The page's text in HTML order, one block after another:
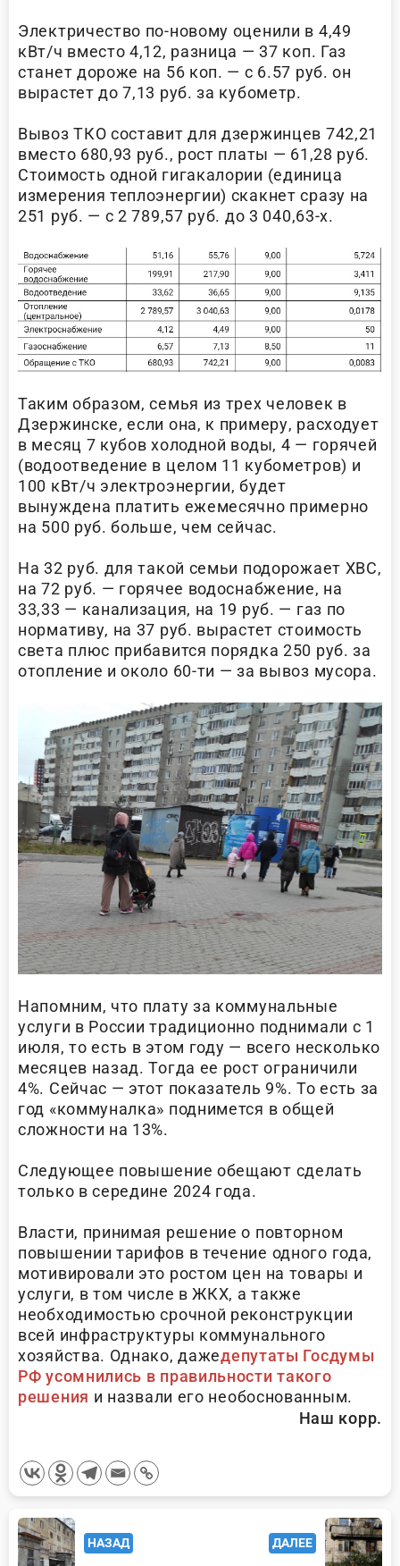
Электричество по-новому оценили в 4,49
кВт/ч вместо 4,12, разница — 37 коп. Газ
станет дороже на 56 коп. — с 6.57 руб. он
вырастет до 7,13 руб. за кубометр.
Вывоз ТКО составит для дзержинцев 742,21
вместо 680,93 руб., рост платы — 61,28 руб.
Стоимость одной гигакалории (единица
измерения теплоэнергии) скакнет сразу на
251 руб. — с 2 789,57 руб. до 3 040,63-х.
Таким образом, семья из трех человек в
Дзержинске, если она, к примеру, расходует
в месяц 7 кубов холодной воды, 4 — горячей
(водоотведение в целом 11 кубометров) и
100 кВт/ч электроэнергии, будет
вынуждена платить ежемесячно примерно
на 500 руб. больше, чем сейчас.
На 32 руб. для такой семьи подорожает ХВС,
на 72 руб. — горячее водоснабжение, на
33,33 — канализация, на 19 руб. — газ по
нормативу, на 37 руб. вырастет стоимость
света плюс прибавится порядка 250 руб. за
отопление и около 60-ти — за вывоз мусора.
Напомним, что плату за коммунальные
услуги в России традиционно поднимали с 1
июля, то есть в этом году — всего несколько
месяцев назад. Тогда ее рост ограничили
4%. Сейчас — этот показатель 9%. То есть за
год «коммуналка» поднимется в общей
сложности на 13%.
Следующее повышение обещают сделать
только в середине 2024 года.
Власти, принимая решение о повторном
повышении тарифов в течение одного года,
мотивировали это ростом цен на товары и
услуги, в том числе в ЖКХ, а также
необходимостью срочной реконструкции
всей инфраструктуры коммунального
хозяйства. Однако, дажедепутаты Госдумы
РФ усомнились в правильности такого
решения и назвали его необоснованным.
Наш корр.
<span
class="nav-НАЗАД ДАЛЕЕ